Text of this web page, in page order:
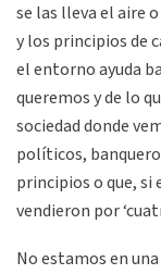
se las lleva el aire
y los principios de
el entorno ayuda
queremos y de lo
sociedad donde
políticos,
principios o que, si
vendieron por
No estamos en